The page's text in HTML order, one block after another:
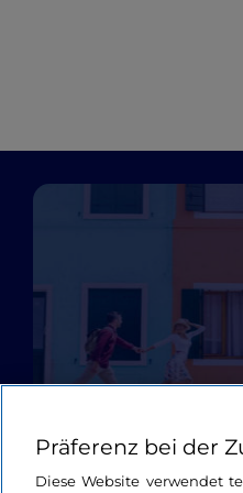
Präferenz bei der
Diese Website verwendet